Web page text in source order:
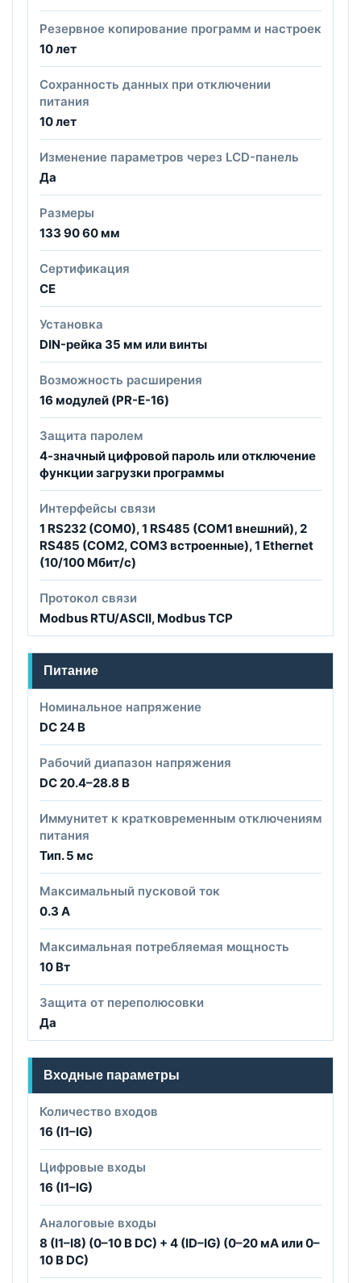
Резервное копирование программ и настроек
10 лет
Сохранность данных при отключении
питания
10 лет
Изменение параметров через LCD-панель
Да
Размеры
133 90 60 мм
Сертификация
CE
Установка
DIN-рейка 35 мм или винты
Возможность расширения
16 модулей (PR-E-16)
Защита паролем
4-значный цифровой пароль или отключение
функции загрузки программы
Интерфейсы связи
1 RS232 (COM0), 1 RS485 (COM1 внешний), 2
RS485 (COM2, COM3 встроенные), 1 Ethernet
(10/100 Мбит/с)
Протокол связи
Modbus RTU/ASCII, Modbus TCP
Питание
Номинальное напряжение
DC 24 В
Рабочий диапазон напряжения
DC 20.4–28.8 В
Иммунитет к кратковременным отключениям
питания
Тип. 5 мс
Максимальный пусковой ток
0.3 А
Максимальная потребляемая мощность
10 Вт
Защита от переполюсовки
Да
Входные параметры
Количество входов
16 (I1–IG)
Цифровые входы
16 (I1–IG)
Аналоговые входы
8 (I1–I8) (0–10 В DC) + 4 (ID–IG) (0–20 мА или 0–
10 В DC)